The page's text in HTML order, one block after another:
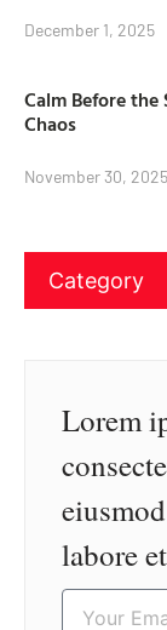
December 1, 2025
Calm Before
Chaos
November 30, 2025
Category
Lorem
labore